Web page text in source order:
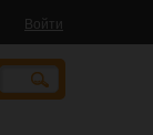
Войти